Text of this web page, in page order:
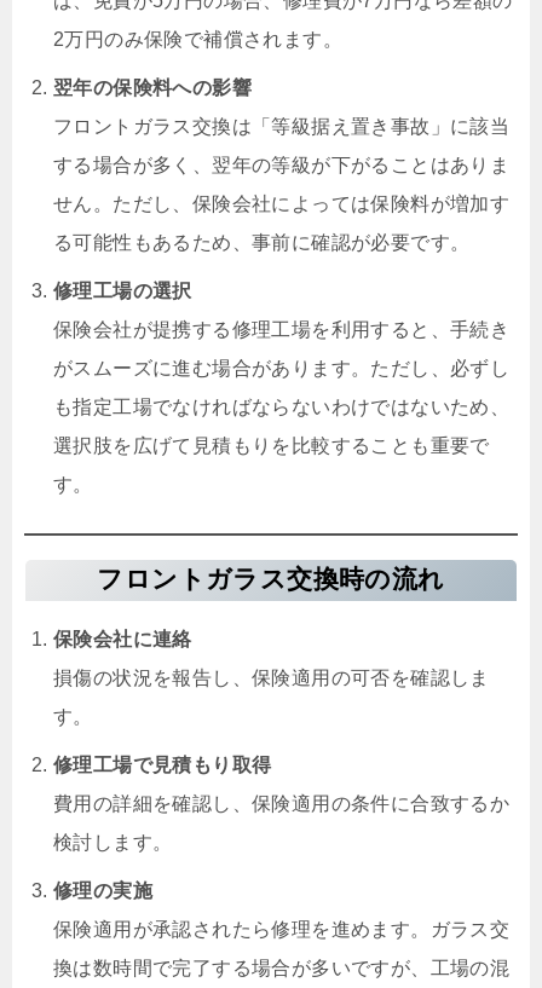
2万円のみ保険で補償されます。
翌年の保険料への影響
フロントガラス交換は「等級据え置き事故」に該当
する場合が多く、翌年の等級が下がることはありま
せん。ただし、保険会社によっては保険料が増加す
る可能性もあるため、事前に確認が必要です。
修理工場の選択
保険会社が提携する修理工場を利用すると、手続き
がスムーズに進む場合があります。ただし、必ずし
も指定工場でなければならないわけではないため、
選択肢を広げて見積もりを比較することも重要で
す。
フロントガラス交換時の流れ
保険会社に連絡
損傷の状況を報告し、保険適用の可否を確認しま
す。
修理工場で見積もり取得
費用の詳細を確認し、保険適用の条件に合致するか
検討します。
修理の実施
保険適用が承認されたら修理を進めます。ガラス交
換は数時間で完了する場合が多いですが、工場の混